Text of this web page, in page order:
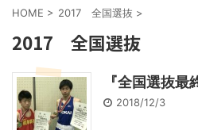
HOME > 2017 全国選抜 >
2017 全国選抜
『全国選抜最
2018/12/3